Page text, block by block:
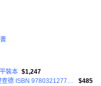
裝本 $1,247
《為人的藝術研究指南》 作者：賈納羅·理查德 ISBN 9780321277633 平裝本
$485